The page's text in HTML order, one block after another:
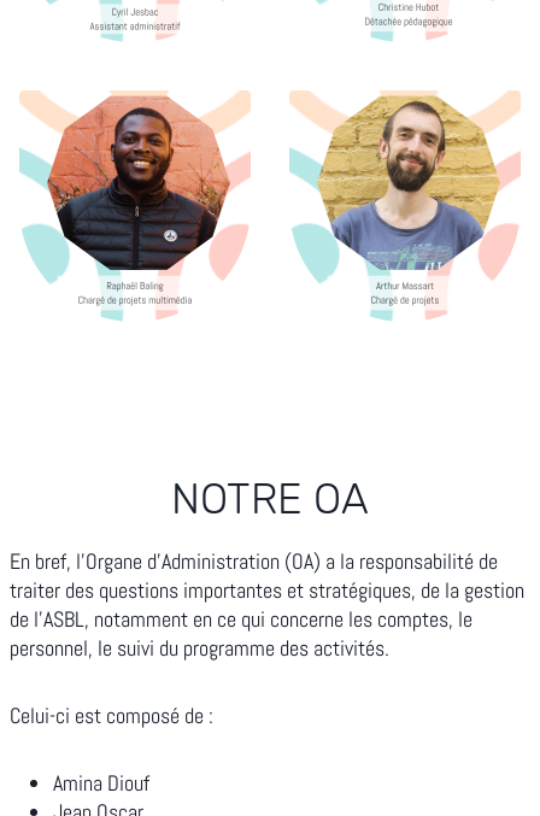
NOTRE OA
En bref, l’Organe d’Administration (OA) a la responsabilité de
traiter des questions importantes et stratégiques, de la gestion
de l’ASBL, notamment en ce qui concerne les comptes, le
personnel, le suivi du programme des activités.
Celui-ci est composé de :
Amina Diouf